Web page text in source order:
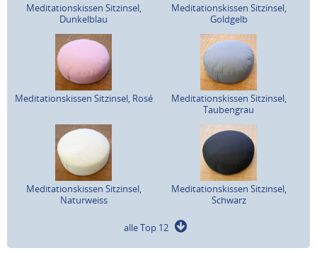
Meditationskissen Sitzinsel,
Dunkelblau
Meditationskissen Sitzinsel,
Goldgelb
Meditationskissen Sitzinsel, Rosé
Meditationskissen Sitzinsel,
Taubengrau
Meditationskissen Sitzinsel,
Naturweiss
Meditationskissen Sitzinsel,
Schwarz
alle Top 12